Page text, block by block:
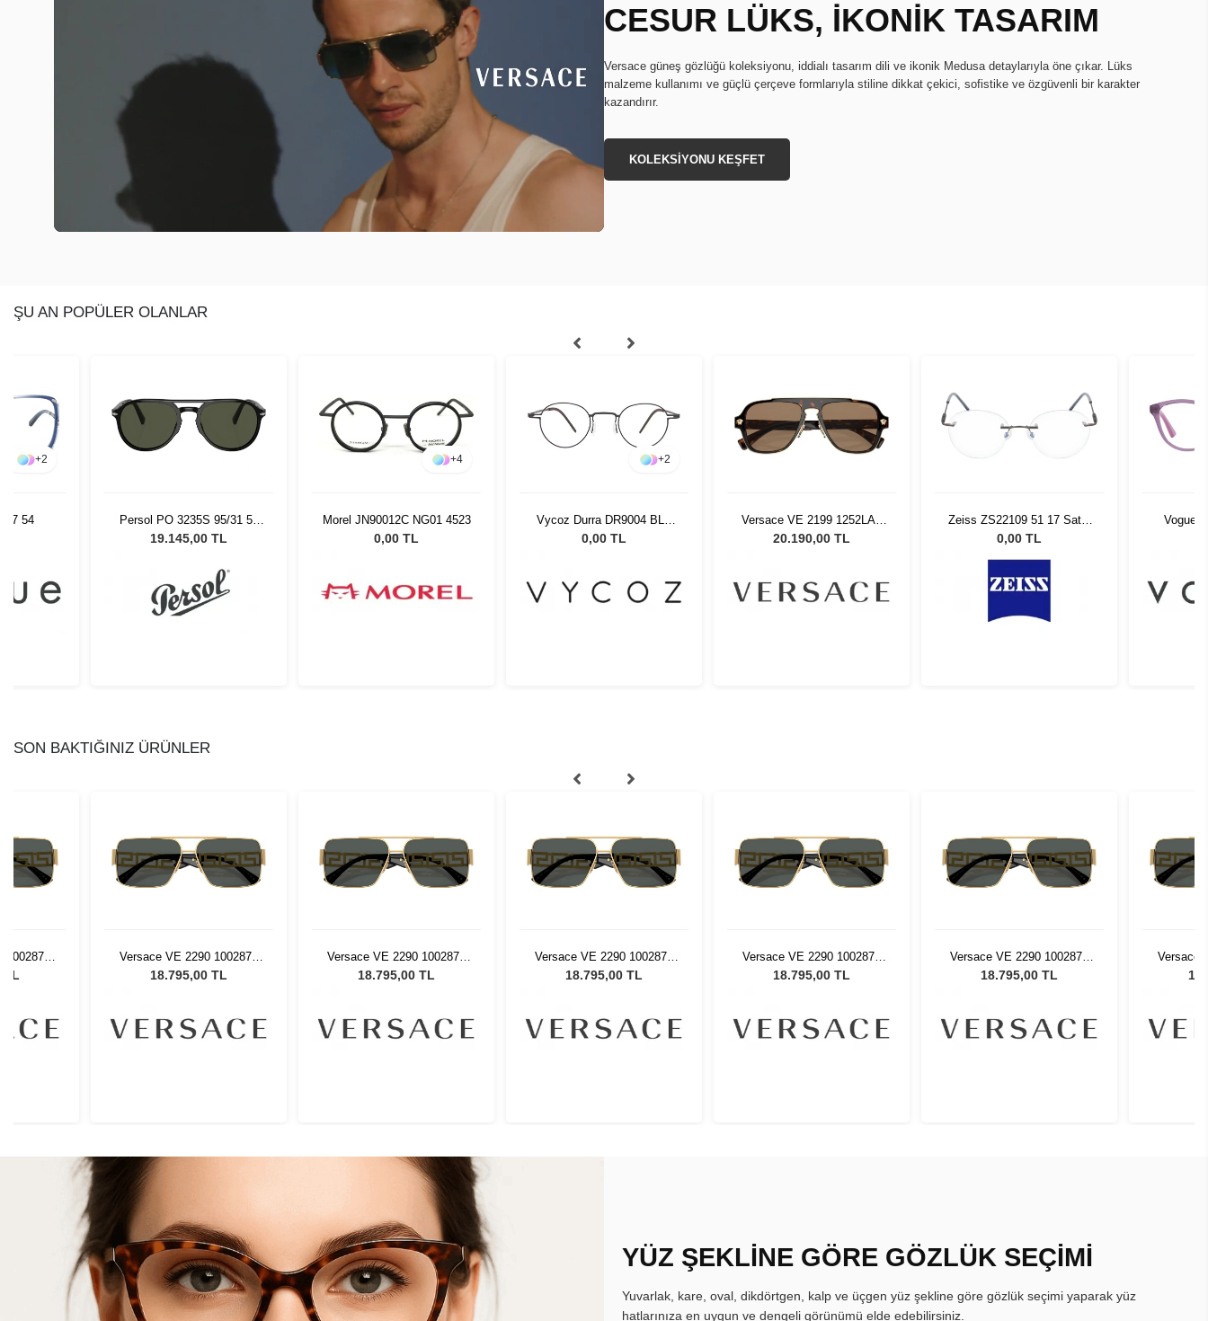
CESUR LÜKS, İKONİK TASARIM
Versace güneş gözlüğü koleksiyonu, iddialı tasarım dili ve ikonik Medusa detaylarıyla öne çıkar. Lüks
malzeme kullanımı ve güçlü çerçeve formlarıyla stiline dikkat çekici, sofistike ve özgüvenli bir karakter
kazandırır.
KOLEKSİYONU KEŞFET
ŞU AN POPÜLER OLANLAR
+2
54
Persol PO 3235S 95/31 55
Unisex Güneş Gözlüğü
19.145,00 TL
+4
Morel JN90012C NG01 4523
0,00 TL
+2
Vycoz Durra DR9004 BLK
43-24 51385
0,00 TL
Versace VE 2199 1252LA -
56 Kadın Güneş Gözlüğü
20.190,00 TL
Zeiss ZS22109 51 17 Satin
Gunmetal 070
0,00 TL
Vogue
SON BAKTIĞINIZ ÜRÜNLER
-
TL
Versace VE 2290 100287 -
61 Kadın Güneş Gözlüğü
18.795,00 TL
Versace VE 2290 100287 -
61 Kadın Güneş Gözlüğü
18.795,00 TL
Versace VE 2290 100287 -
61 Kadın Güneş Gözlüğü
18.795,00 TL
Versace VE 2290 100287 -
61 Kadın Güneş Gözlüğü
18.795,00 TL
Versace VE 2290 100287 -
61 Kadın Güneş Gözlüğü
18.795,00 TL
Versace
61
YÜZ ŞEKLİNE GÖRE GÖZLÜK SEÇİMİ
Yuvarlak, kare, oval, dikdörtgen, kalp ve üçgen yüz şekline göre gözlük seçimi yaparak yüz
hatlarınıza en uygun ve dengeli görünümü elde edebilirsiniz.